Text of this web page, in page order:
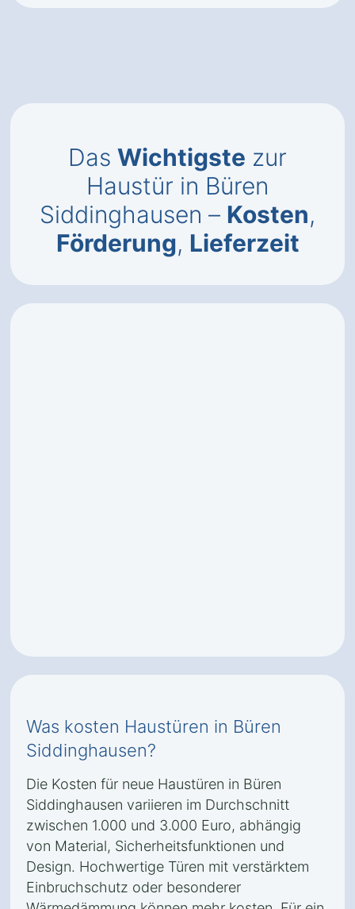
Das Wichtigste zur
Haustür in Büren
Siddinghausen – Kosten,
Förderung, Lieferzeit
Was kosten Haustüren in Büren
Siddinghausen?
Die Kosten für neue Haustüren in Büren
Siddinghausen variieren im Durchschnitt
zwischen 1.000 und 3.000 Euro, abhängig
von Material, Sicherheitsfunktionen und
Design. Hochwertige Türen mit verstärktem
Einbruchschutz oder besonderer